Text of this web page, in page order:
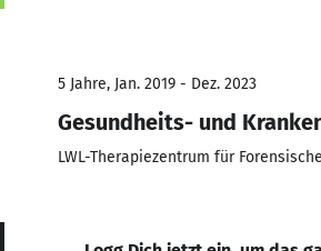
5 Jahre, Jan. 2019 - Dez. 2023
Gesundheits- und
LWL-Therapiezentrum für